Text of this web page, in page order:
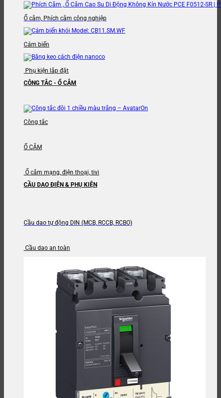
Ổ cắm, Phích cắm công nghiệp
Cảm biến
Phụ kiện lắp đặt
CÔNG TẮC - Ổ CẮM
Công tắc
Ổ CẮM
Ổ cắm mạng, điện thoại, tivi
CẦU DAO ĐIỆN & PHỤ KIỆN
Cầu dao tự động DIN (MCB, RCCB, RCBO)
Cầu dao an toàn